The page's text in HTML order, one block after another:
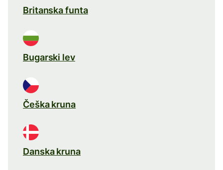
Britanska funta
Bugarski lev
Češka kruna
Danska kruna